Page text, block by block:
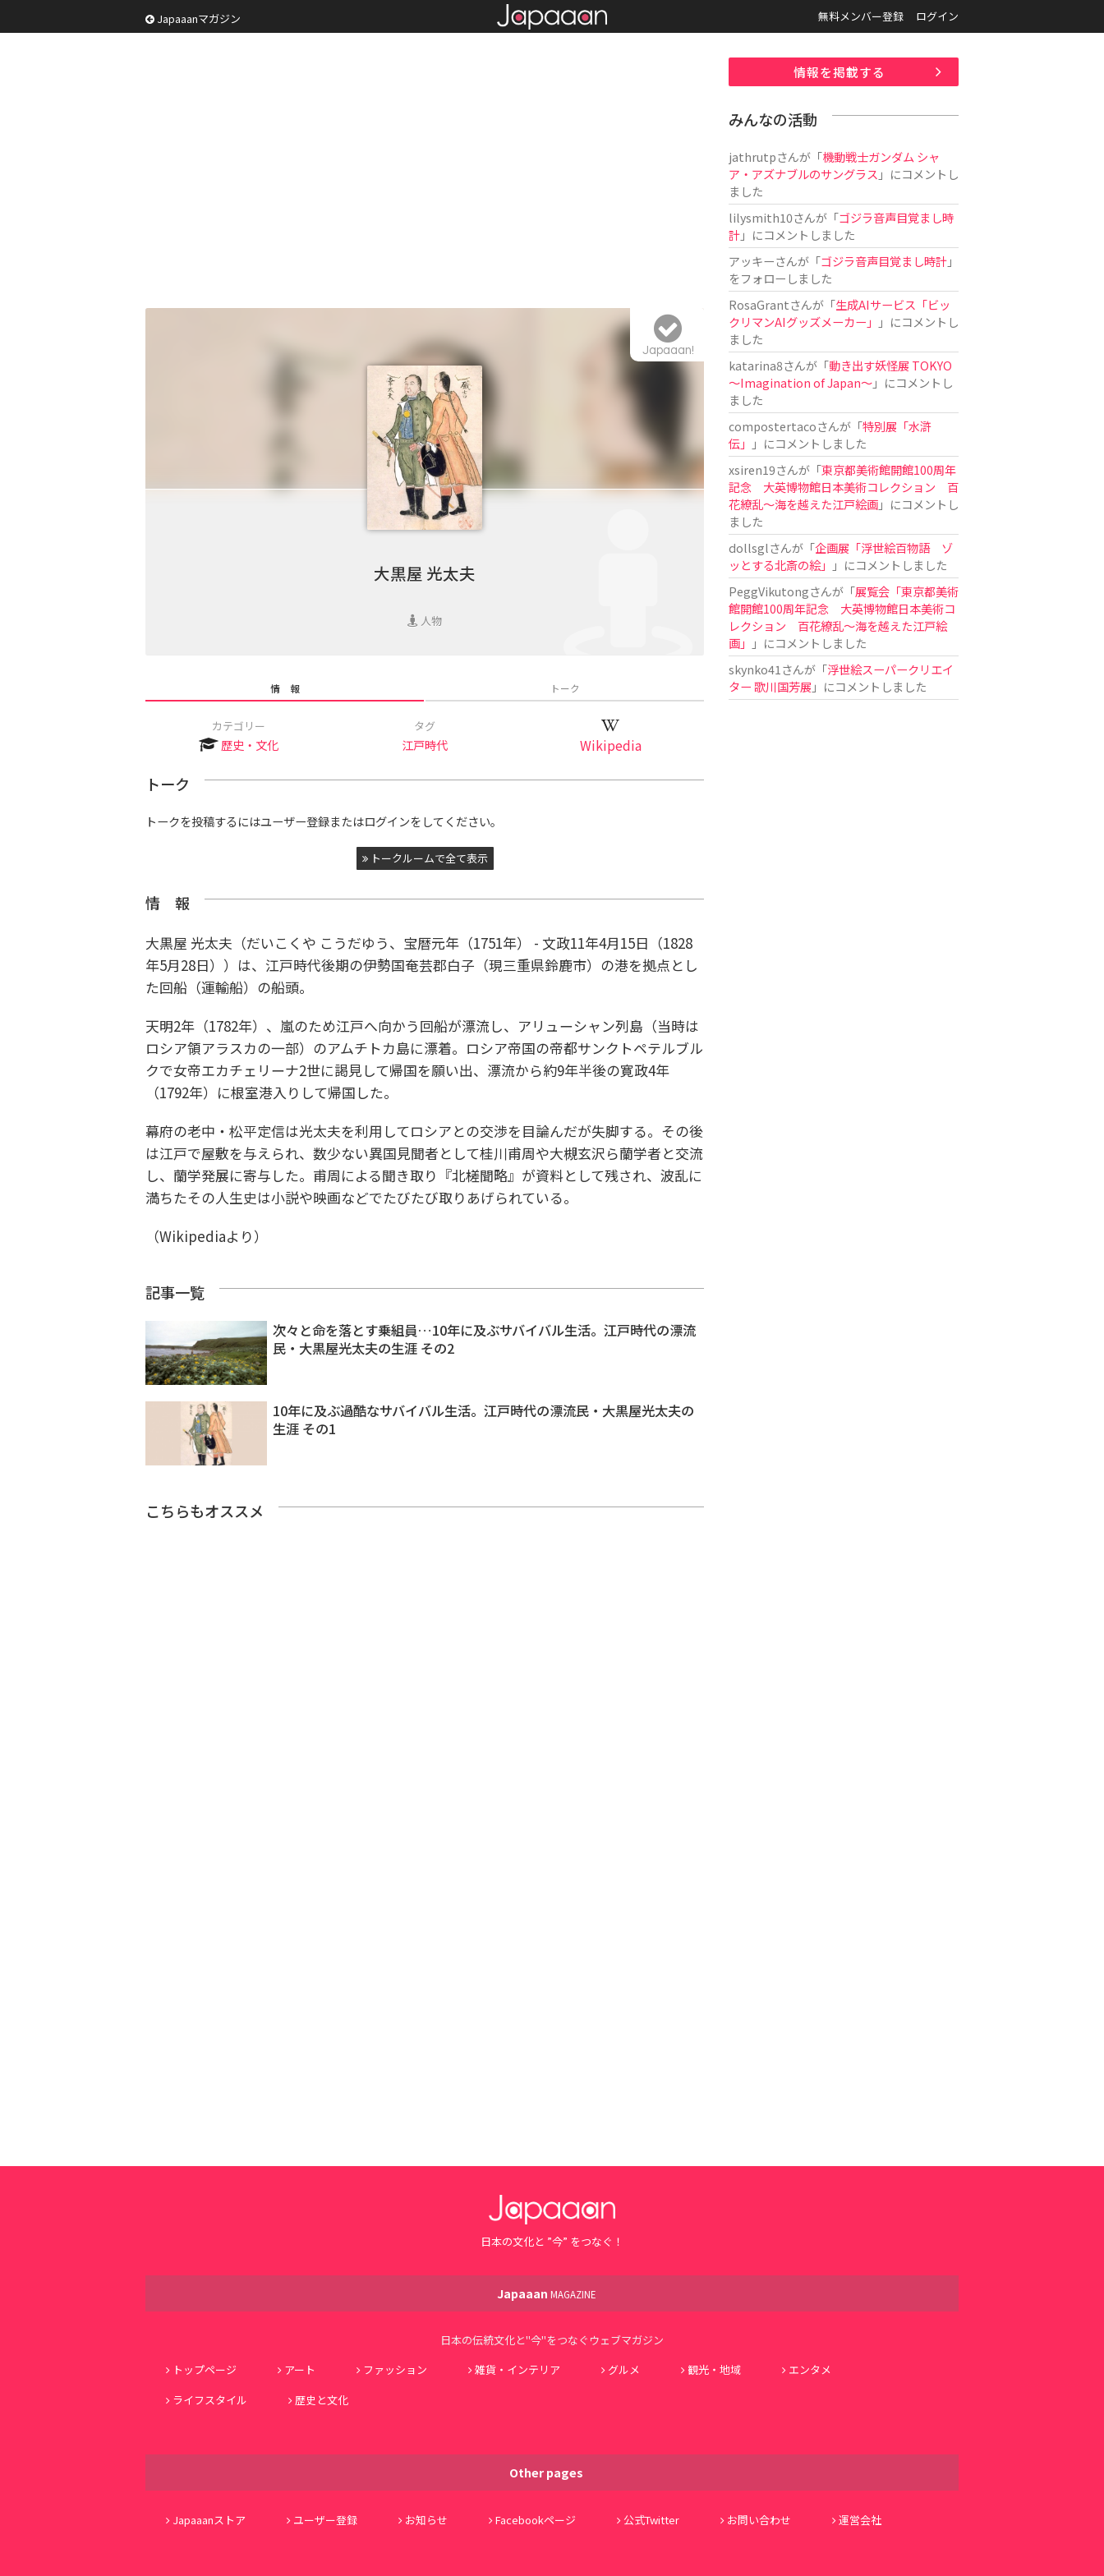
Japaaanマガジン 無料メンバー登録 ログイン
大黒屋 光太夫
人物
Japaaan!
情 報 トーク
カテゴリー
歴史・文化
タグ
江戸時代 Wikipedia
トーク
トークを投稿するにはユーザー登録またはログインをしてください。
トークルームで全て表示
情 報
大黒屋 光太夫（だいこくや こうだゆう、宝暦元年（1751年） - 文政11年4月15日（1828
年5月28日））は、江戸時代後期の伊勢国奄芸郡白子（現三重県鈴鹿市）の港を拠点とし
た回船（運輸船）の船頭。
天明2年（1782年）、嵐のため江戸へ向かう回船が漂流し、アリューシャン列島（当時は
ロシア領アラスカの一部）のアムチトカ島に漂着。ロシア帝国の帝都サンクトペテルブル
クで女帝エカチェリーナ2世に謁見して帰国を願い出、漂流から約9年半後の寛政4年
（1792年）に根室港入りして帰国した。
幕府の老中・松平定信は光太夫を利用してロシアとの交渉を目論んだが失脚する。その後
は江戸で屋敷を与えられ、数少ない異国見聞者として桂川甫周や大槻玄沢ら蘭学者と交流
し、蘭学発展に寄与した。甫周による聞き取り『北槎聞略』が資料として残され、波乱に
満ちたその人生史は小説や映画などでたびたび取りあげられている。
（Wikipediaより）
記事一覧
次々と命を落とす乗組員…10年に及ぶサバイバル生活。江戸時代の漂流
民・大黒屋光太夫の生涯 その2
10年に及ぶ過酷なサバイバル生活。江戸時代の漂流民・大黒屋光太夫の
生涯 その1
こちらもオススメ
情報を掲載する
みんなの活動
jathrutpさんが「機動戦士ガンダム シャ
ア・アズナブルのサングラス 」にコメントし
ました
lilysmith10さんが「ゴジラ音声目覚まし時
計」にコメントしました
アッキーさんが「ゴジラ音声目覚まし時計」
をフォローしました
RosaGrantさんが「生成AIサービス「ビッ
クリマンAIグッズメーカー」
」にコメントし
ました
katarina8さんが「動き出す妖怪展 TOKYO
〜Imagination of Japan〜」にコメントし
ました
compostertacoさんが「特別展「水滸
伝」
」にコメントしました
xsiren19さんが「東京都美術館開館100周年
記念 大英博物館日本美術コレクション 百
花繚乱～海を越えた江戸絵画」にコメントし
ました
dollsglさんが「企画展「浮世絵百物語 ゾ
ッとする北斎の絵」
」にコメントしました
PeggVikutongさんが「展覧会「東京都美術
館開館100周年記念 大英博物館日本美術コ
レクション 百花繚乱〜海を越えた江戸絵
画」
」にコメントしました
skynko41 さんが「浮世絵スーパークリエイ
ター 歌川国芳展 」にコメントしました
日本の文化と ”今” をつなぐ！
Japaaan MAGAZINE
日本の伝統文化と"今"をつなぐウェブマガジン
トップページ
アート ファッション 雑貨・インテリア グルメ 観光・地域
エンタメ
ライフスタイル
歴史と文化
Other pages
Japaaanストア ユーザー登録 お知らせ Facebookページ 公式Twitter お問い合わせ 運営会社